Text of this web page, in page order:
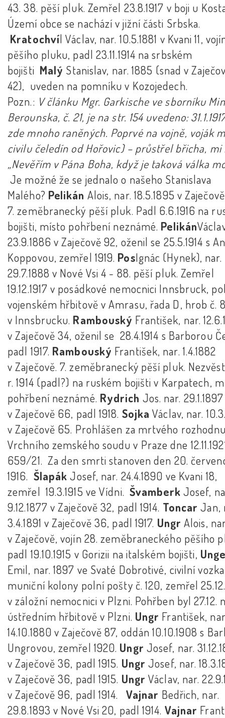
43. 38. pěší pluk. Zemřel 23.8.1917 v boji u
Území obce se nachází v jižní části Srbska.
Kratochvíl Václav, nar. 10.5.1881 v Kvani 11,
pěšího pluku, padl 23.11.1914 na srbském
bojišti Malý Stanislav, nar. 1885 (snad v
42), uveden na pomníku v Kozojedech.
Pozn.: V článku Mgr. Garkische ve sborníku
Berounska, č. 21, je na str. 154 uvedeno:
zde mnoho raněných. Poprvé na vojně, voják
civilu čeledín od Hořovic) – průstřel břicha,
„Nevěřím v Pána Boha, když je taková válka
Je možné že se jednalo o našeho Stanislava
Malého? Pelikán Alois, nar. 18.5.1895 v
7. zeměbranecký pěší pluk. Padl 6.6.1916 na
bojišti, místo pohřbení neznámé. Pelikán
23.9.1886 v Zaječově 92, oženil se 25.5.1914 s
Koppovou, zemřel 1919. PosIgnác (Hynek), nar.
29.7.1888 v Nové Vsi 4 - 88. pěší pluk. Zemřel
19.12.1917 v posádkové nemocnici Innsbruck,
vojenském hřbitově v Amrasu, řada D, hrob č.
v Innsbrucku. Rambouský František, nar.
v Zaječově 34, oženil se 28.4.1914 s Barborou
padl 1917. Rambouský František, nar. 1.4.1882
v Zaječově. 7. zeměbranecký pěší pluk.
r. 1914 (padl?) na ruském bojišti v Karpatech,
pohřbení neznámé. Rydrich Jos. nar. 29.1.1897
v Zaječově 66, padl 1918. SojkaVáclav, nar.
v Zaječově 65. Prohlášen za mrtvého
Vrchního zemského soudu v Praze dne
659/21. Za den smrti stanoven den 20.
1916. ŠlapákJosef, nar. 24.4.1890 ve Kvani 18,
zemřel 19.3.1915 ve Vídni. Švamberk Josef,
9.12.1877 v Zaječově 32, padl 1914. Toncar Jan,
3.4.1891 v Zaječově 36, padl 1917. Ungr Alois,
v Zaječově, vojín 28. zeměbraneckého pěšího
padl 19.10.1915 v Gorizii na italském bojišti,
Emil, nar. 1897 ve Svaté Dobrotivé, civilní vozka
muniční kolony polní pošty č. 120, zemřel
v záložní nemocnici v Plzni. Pohřben byl 27.12.
ústředním hřbitově v Plzni. Ungr František,
14.10.1880 v Zaječově 87, oddán 10.10.1908 s
Ungrovou, zemřel 1920. Ungr Josef, nar.
v Zaječově 36, padl 1915. UngrJosef, nar.
v Zaječově 36, padl 1915. UngrVáclav, nar.
v Zaječově 96, padl 1914. Vajnar Bedřich, nar.
29.8.1893 v Nové Vsi 20, padl 1914. Vajnar